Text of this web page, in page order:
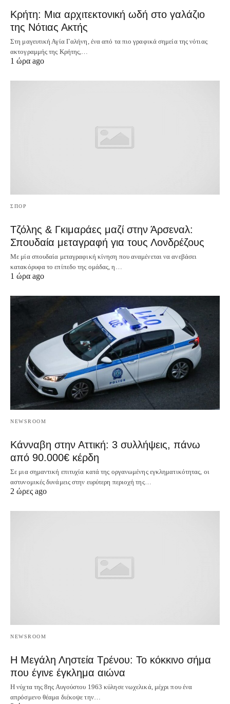
Κρήτη: Μια αρχιτεκτονική ωδή στο γαλάζιο
της Νότιας Ακτής
Στη μαγευτική Αγία Γαλήνη, ένα από τα πιο γραφικά σημεία της νότιας
ακτογραμμής της Κρήτης,…
1 ώρα ago
ΣΠΟΡ
Τζόλης & Γκιμαράες μαζί στην Άρσεναλ:
Σπουδαία μεταγραφή για τους Λονδρέζους
Με μία σπουδαία μεταγραφική κίνηση που αναμένεται να ανεβάσει
κατακόρυφα το επίπεδο της ομάδας, η…
1 ώρα ago
NEWSROOM
Κάνναβη στην Αττική: 3 συλλήψεις, πάνω
από 90.000€ κέρδη
Σε μια σημαντική επιτυχία κατά της οργανωμένης εγκληματικότητας, οι
αστυνομικές δυνάμεις στην ευρύτερη περιοχή της…
2 ώρες ago
NEWSROOM
Η Μεγάλη Ληστεία Τρένου: Το κόκκινο σήμα
που έγινε έγκλημα αιώνα
Η νύχτα της 8ης Αυγούστου 1963 κύλησε νωχελικά, μέχρι που ένα
απρόσμενο θέαμα διέκοψε την…